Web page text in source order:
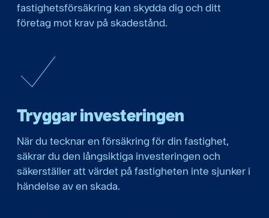
fastighetsförsäkring kan skydda dig och ditt
företag mot krav på skadestånd.
Tryggar investeringen
När du tecknar en försäkring för din fastighet,
säkrar du den långsiktiga investeringen och
säkerställer att värdet på fastigheten inte sjunker i
händelse av en skada.